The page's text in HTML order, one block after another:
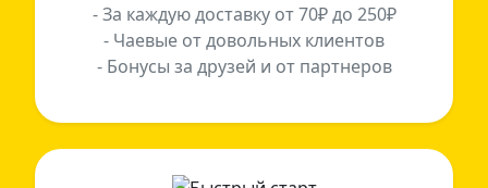
- За каждую доставку от 70₽ до 250₽
- Чаевые от довольных клиентов
- Бонусы за друзей и от партнеров